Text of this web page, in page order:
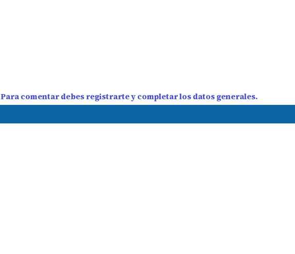
Para comentar debes registrarte y completar los datos generales.